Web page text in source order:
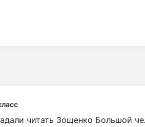
читать Зощенко Большой